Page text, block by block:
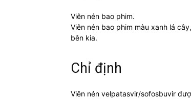
Viên nén bao phim.
Viên nén bao phim màu xanh lá
bên kia.
Chỉ định
Viên nén velpatasvir/sofosbuvir